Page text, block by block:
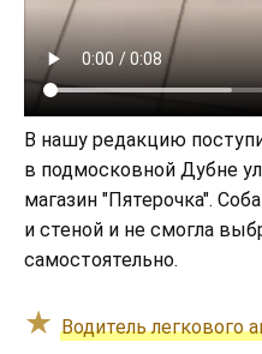
В нашу редакцию
в подмосковной Дубне
магазин "Пятерочка".
и стеной и не смогла
самостоятельно.
Водитель легкового